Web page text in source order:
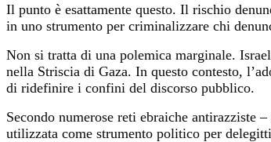
Il punto è esattamente questo. Il rischio
in uno strumento per criminalizzare chi
Non si tratta di una polemica marginale.
nella Striscia di Gaza. In questo contesto,
di ridefinire i confini del discorso pubblico.
Secondo numerose reti ebraiche antirazziste
utilizzata come strumento politico per